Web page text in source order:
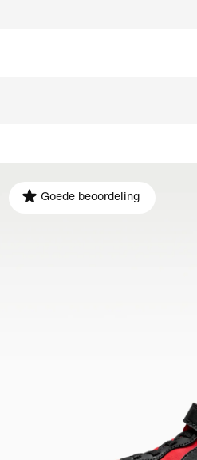
Goede beoordeling